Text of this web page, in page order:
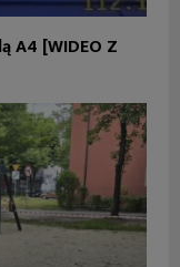
A4 [WIDEO Z